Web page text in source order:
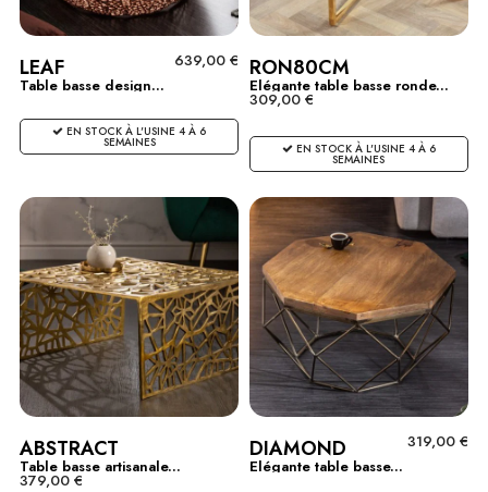
LEAF
Table basse design...
639,00 €
EN STOCK À L'USINE 4 À 6
SEMAINES
RON80CM
Elégante table basse ronde...
309,00 €
EN STOCK À L'USINE 4 À 6
SEMAINES
ABSTRACT
Table basse artisanale...
379,00 €
DIAMOND
Elégante table basse...
319,00 €